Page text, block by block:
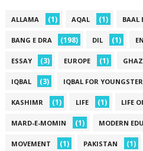
ALLAMA (1) AQAL (1) BAAL
BANG E DRA (198) DIL (1)
ESSAY (3) EUROPE (1)
IQBAL (3) IQBAL FOR
KASHIMR (1) LIFE (1) LIFE
MARD-E-MOMIN (1) MODERN
MOVEMENT (1) PAKISTAN (1)